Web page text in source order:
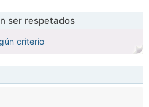
ser respetados
criterio